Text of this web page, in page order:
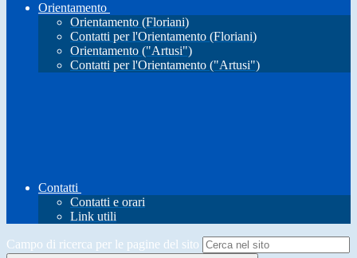
Orientamento
Orientamento (Floriani)
Contatti per l'Orientamento (Floriani)
Orientamento ("Artusi")
Contatti per l'Orientamento ("Artusi")
Contatti
Contatti e orari
Link utili
Campo di ricerca per le pagine del sito